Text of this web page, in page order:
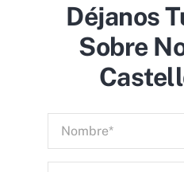
Déjanos
Sobre